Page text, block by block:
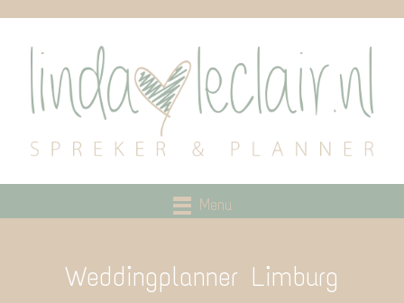
Menu
Weddingplanner Limburg